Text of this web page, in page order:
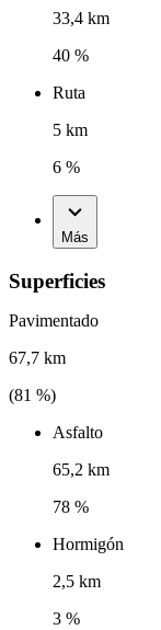
33,4 km
40 %
Ruta
5 km
6 %
Más
Superficies
Pavimentado
67,7 km
(81 %)
Asfalto
65,2 km
78 %
Hormigón
2,5 km
3 %